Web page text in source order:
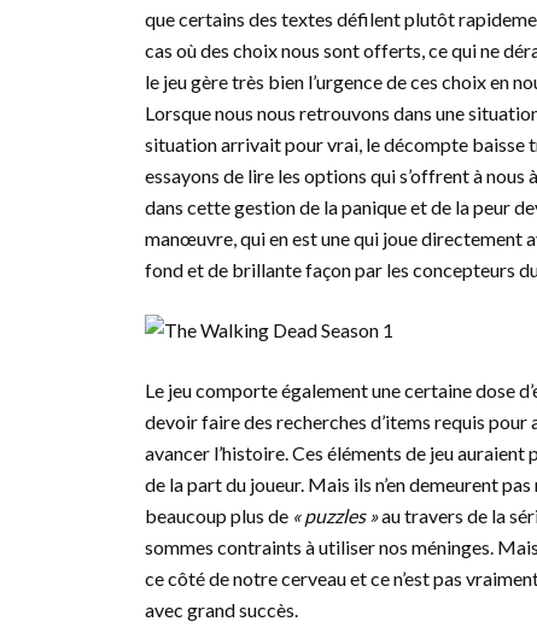
que certains des textes défilent plutôt
cas où des choix nous sont offerts, ce qui ne
le jeu gère très bien l’urgence de ces choix en
Lorsque nous nous retrouvons dans une
situation arrivait pour vrai, le décompte baisse
essayons de lire les options qui s’offrent à nous
dans cette gestion de la panique et de la peur
manœuvre, qui en est une qui joue directement
fond et de brillante façon par les concepteurs
Le jeu comporte également une certaine dose
devoir faire des recherches d’items requis
avancer l’histoire. Ces éléments de jeu
de la part du joueur. Mais ils n’en demeurent
beaucoup plus de « puzzles »au travers de la
sommes contraints à utiliser nos méninges.
ce côté de notre cerveau et ce n’est pas
avec grand succès.